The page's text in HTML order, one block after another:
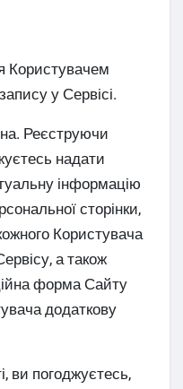
Користувачем
у Сервісі.
Реєструючи
надати
інформацію
сторінки,
Користувача
а також
форма Сайту
додаткову
ви погоджуєтесь,